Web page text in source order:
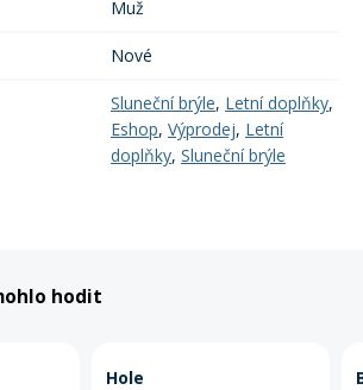
Rukavice na kolo
Muž
Nové
Sluneční brýle, Letní doplňky,
Eshop, Výprodej, Letní
doplňky, Sluneční brýle
hodit
Hole